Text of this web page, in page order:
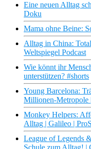
Eine neuen Alltag
Doku
Mama ohne Beine:
Alltag in China:
Weltspiegel Podcast
Wie könnt ihr
unterstützen? #shorts
Young Barcelona:
Millionen-Metropole
Monkey Helpers:
Alltag | Galileo |
League of Legends